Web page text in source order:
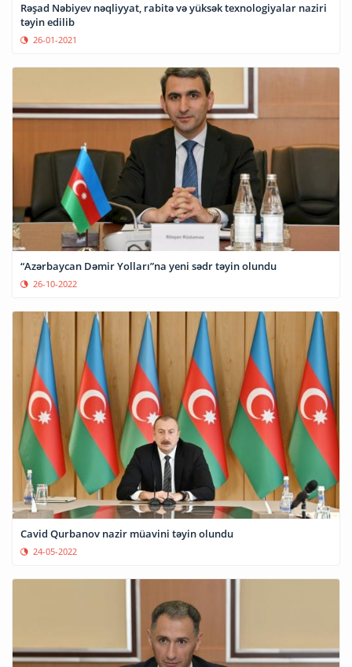
Rəşad Nəbiyev nəqliyyat, rabitə və yüksək texnologiyalar naziri
təyin edilib
26-01-2021
“Azərbaycan Dəmir Yolları”na yeni sədr təyin olundu
26-10-2022
Cavid Qurbanov nazir müavini təyin olundu
24-05-2022